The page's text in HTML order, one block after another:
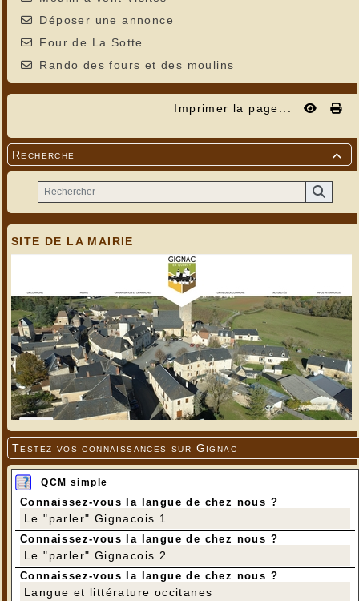
Déposer une annonce
Four de La Sotte
Rando des fours et des moulins
Imprimer la page...

Recherche
SITE DE LA MAIRIE
Testez vos connaissances sur Gignac
QCM simple
Connaissez-vous la langue de chez nous ?
Le "parler" Gignacois 1
Connaissez-vous la langue de chez nous ?
Le "parler" Gignacois 2
Connaissez-vous la langue de chez nous ?
Langue et littérature occitanes